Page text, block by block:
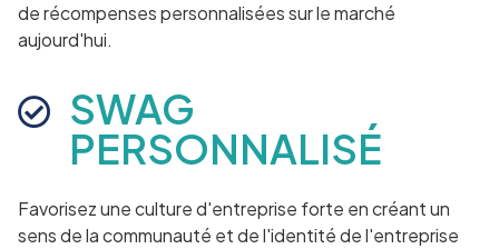
de récompenses personnalisées sur le marché
aujourd'hui.
SWAG
PERSONNALISÉ
Favorisez une culture d'entreprise forte en créant un
sens de la communauté et de l'identité de l'entreprise